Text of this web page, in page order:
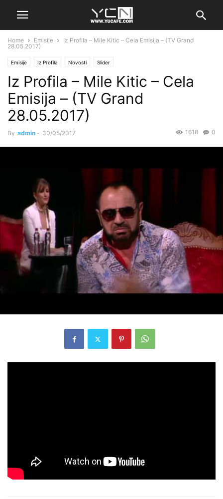
Home Emisije
Iz Profila – Mile Kitic – Cela Emisija – (TV Grand
28.05.2017)
Emisije Iz Profila Novosti Slider
Iz Profila – Mile Kitic – Cela
Emisija – (TV Grand
28.05.2017)
By admin - 30/05/2017 0
1618